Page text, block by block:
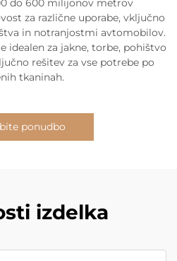
do 600 milijonov metrov
za različne uporabe, vključno
in notranjostmi avtomobilov.
idealen za jakne, torbe, pohištvo
rešitev za vse potrebe po
tkaninah.
ponudbo
izdelka